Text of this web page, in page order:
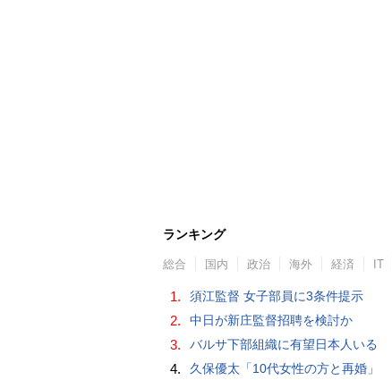
ランキング
総合 国内 政治 海外 経済 IT
1. 須江監督 女子部員に3条件提示
2. 中日が新庄監督招聘を検討か
3. バルサ下部組織に有望日本人いる
4. 久保優太「10代女性の方と再婚」